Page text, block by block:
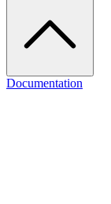
Documentation